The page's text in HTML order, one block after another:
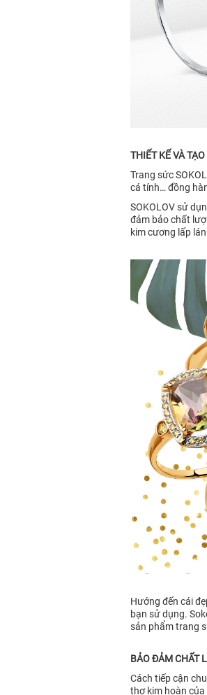
THIẾT KẾ VÀ
Trang sức
cá tính… đồng
SOKOLOV sử
đảm bảo chất
kim cương lấp
Hướng đến cái
bạn sử dụng.
sản phẩm trang
BẢO ĐẢM CHẤT
Cách tiếp cận
thợ kim hoàn